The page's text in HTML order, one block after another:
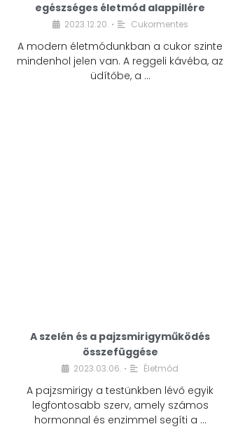
egészséges életmód alappillére
2023.12.20. • Cukormentes
A modern életmódunkban a cukor szinte
mindenhol jelen van. A reggeli kávéba, az
üdítőbe, a …
A szelén és a pajzsmirigyműködés
összefüggése
2023.03.06. • Életmód
A pajzsmirigy a testünkben lévő egyik
legfontosabb szerv, amely számos
hormonnal és enzimmel segíti a …
Cukorfogyasztás
egészséges életmód
alappillére